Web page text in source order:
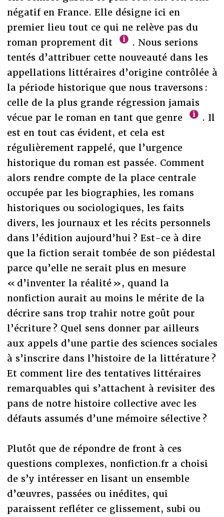
négatif en France. Elle désigne ici en
premier lieu tout ce qui ne relève pas du
roman proprement dit
. Nous serions
tentés d’attribuer cette nouveauté dans les
appellations littéraires d’origine contrôlée à
la période historique que nous traversons :
celle de la plus grande régression jamais
vécue par le roman en tant que genre
. Il
est en tout cas évident, et cela est
régulièrement rappelé, que l’urgence
historique du roman est passée. Comment
alors rendre compte de la place centrale
occupée par les biographies, les romans
historiques ou sociologiques, les faits
divers, les journaux et les récits personnels
dans l’édition aujourd’hui ? Est-ce à dire
que la fiction serait tombée de son piédestal
parce qu’elle ne serait plus en mesure
« d’inventer la réalité », quand la
nonfiction aurait au moins le mérite de la
décrire sans trop trahir notre goût pour
l’écriture ? Quel sens donner par ailleurs
aux appels d’une partie des sciences sociales
à s’inscrire dans l’histoire de la littérature ?
Et comment lire des tentatives littéraires
remarquables qui s’attachent à revisiter des
pans de notre histoire collective avec les
défauts assumés d’une mémoire sélective ?
Plutôt que de répondre de front à ces
questions complexes, nonfiction.fr a choisi
de s’y intéresser en lisant un ensemble
d’œuvres, passées ou inédites, qui
paraissent refléter ce glissement, subi ou